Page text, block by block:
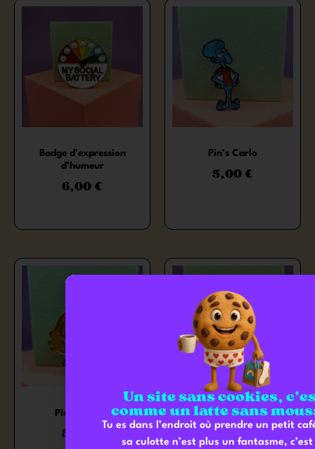
Badge d’expression
d’humeur
6,00 €
Pin’s Carlo
5,00 €
Pin’s Sorcier
5,00
Pin’s L’éponge
5,00 €
Un site sans cookies,
comme un latte sans
Tu es dans l’endroit où prendre un petit
sa culotte n’est plus un fantasme, c’est